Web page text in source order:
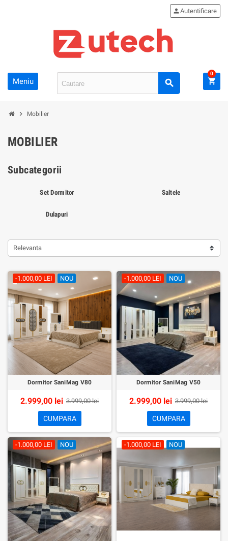
Meniu search
personAutentificare
shopping_cart
0
chevron_right Mobilier
MOBILIER
Subcategorii
Set Dormitor Saltele
Dulapuri
Relevanta
-1.000,00 LEI NOU
Dormitor SaniMag V80
2.999,00 lei 3.999,00 lei
CUMPARA
-1.000,00 LEI NOU
Dormitor SaniMag V50
2.999,00 lei 3.999,00 lei
CUMPARA
-1.000,00 LEI NOU -1.000,00 LEI NOU